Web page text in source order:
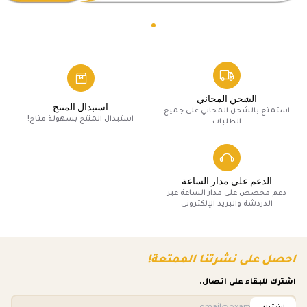
الشحن المجاني
استمتع بالشحن المجاني على جميع
الطلبات
استبدال المنتج
استبدال المنتج بسهولة متاح!
الدعم على مدار الساعة
دعم مخصص على مدار الساعة عبر
الدردشة والبريد الإلكتروني
احصل على نشرتنا الممتعة!
اشترك للبقاء على اتصال.